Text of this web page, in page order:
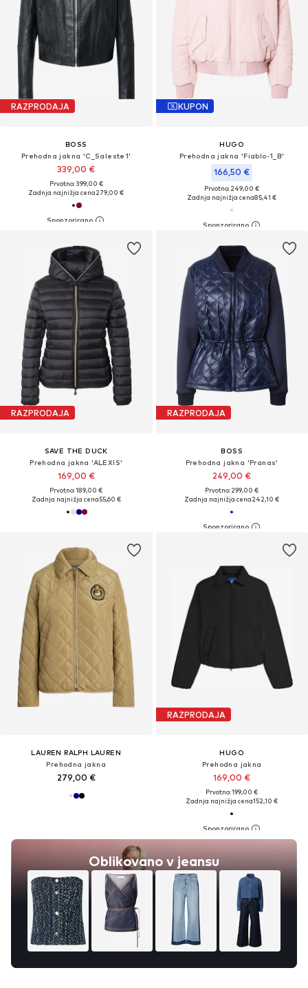
RAZPRODAJA
BOSS
Prehodna jakna 'C_Saleste1'
339,00 €
Prvotno: 399,00 €
Zadnja najnižja cena279,00 €
KUPON
HUGO
Prehodna jakna 'Fiablo-1_B'
166,50 €
Prvotno: 249,00 €
Zadnja najnižja cena85,41 €
RAZPRODAJA
SAVE THE DUCK
Prehodna jakna 'ALEXIS'
169,00 €
Prvotno: 189,00 €
Zadnja najnižja cena55,60 €
RAZPRODAJA
BOSS
Prehodna jakna 'Pranas'
249,00 €
Prvotno: 299,00 €
Zadnja najnižja cena242,10 €
LAUREN RALPH LAUREN
Prehodna jakna
279,00 €
Oblikovano v jeansu
RAZPRODAJA
HUGO
Prehodna jakna
169,00 €
Prvotno: 199,00 €
Zadnja najnižja cena152,10 €